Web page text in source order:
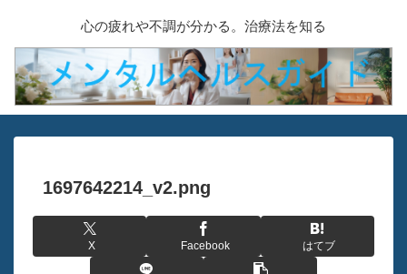
心の疲れや不調が分かる。治療法を知る
1697642214_v2.png
X Facebook はてブ